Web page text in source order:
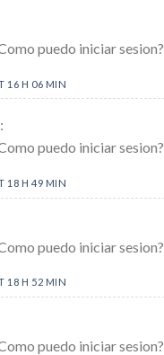
puedo iniciar sesion?
16 H 06 MIN
puedo iniciar sesion?
18 H 49 MIN
puedo iniciar sesion?
18 H 52 MIN
puedo iniciar sesion?